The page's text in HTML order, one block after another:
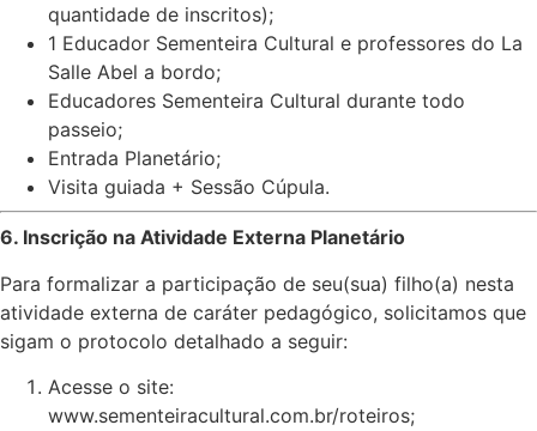
quantidade de inscritos);
1 Educador Sementeira Cultural e professores do La
Salle Abel a bordo;
Educadores Sementeira Cultural durante todo
passeio;
Entrada Planetário;
Visita guiada + Sessão Cúpula.
6. Inscrição na Atividade Externa Planetário
Para formalizar a participação de seu(sua) filho(a) nesta
atividade externa de caráter pedagógico, solicitamos que
sigam o protocolo detalhado a seguir:
Acesse o site:
www.sementeiracultural.com.br/roteiros;